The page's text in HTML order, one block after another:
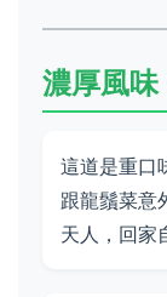
濃厚風
這道是重口
跟龍鬚菜意
天人，回家